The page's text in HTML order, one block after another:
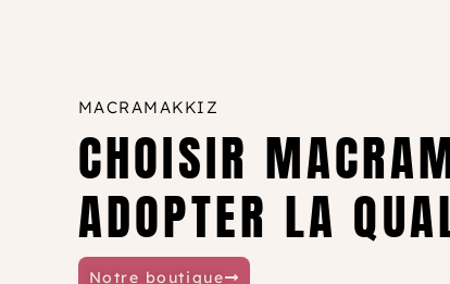
MACRAMAKKIZ
CHOISIR
ADOPTER LA
Notre boutique